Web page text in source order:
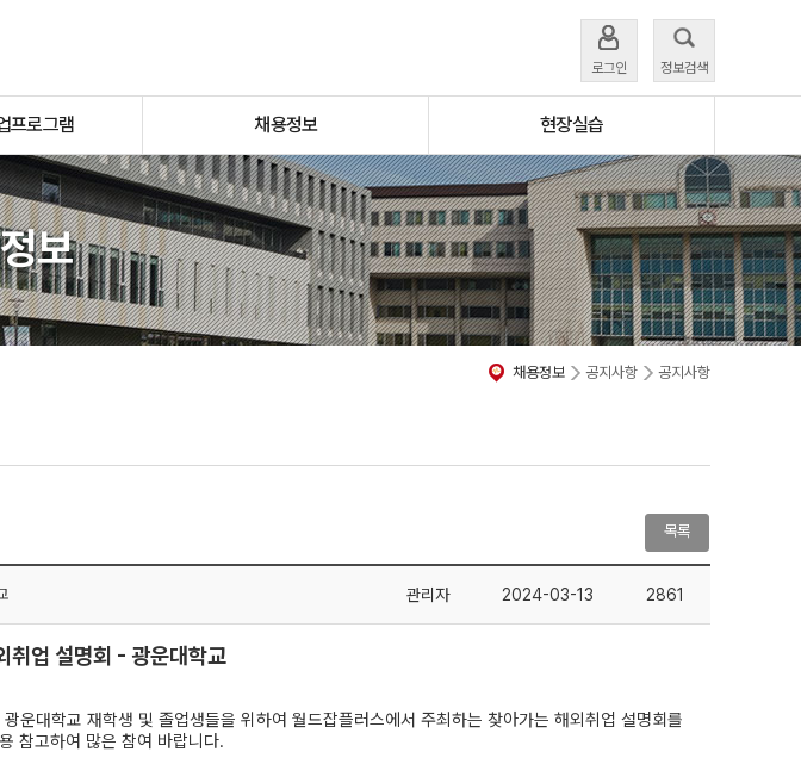
로그인 정보검색
프로그램 채용정보 현장실습
보
채용정보 공지사항 공지사항
목록
관리자 2024-03-13 2861
설명회 - 광운대학교
운대학교 재학생 및 졸업생들을 위하여 월드잡플러스에서 주최하는 찾아가는 해외취업 설명회를
참고하여 많은 참여 바랍니다.